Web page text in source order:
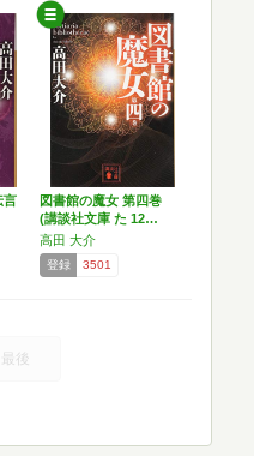
言
図書館の魔女 第四巻
(講談社文庫 た 12…
高田 大介
登録 3501
最後